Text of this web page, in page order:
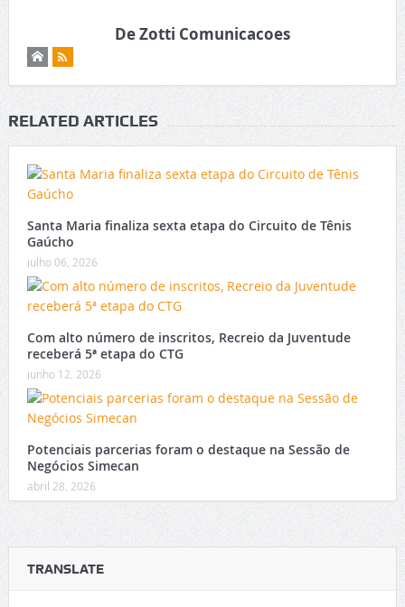
De Zotti Comunicacoes
RELATED ARTICLES
Santa Maria finaliza sexta etapa do Circuito de Tênis
Gaúcho
julho 06, 2026
Com alto número de inscritos, Recreio da Juventude
receberá 5ª etapa do CTG
junho 12, 2026
Potenciais parcerias foram o destaque na Sessão de
Negócios Simecan
abril 28, 2026
TRANSLATE